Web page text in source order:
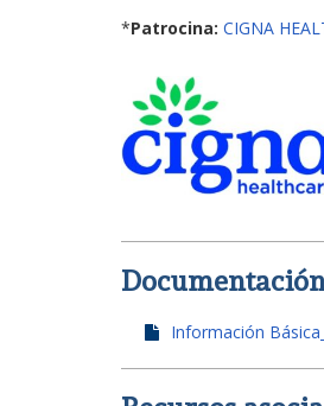
*Patrocina: CIGNA
Información